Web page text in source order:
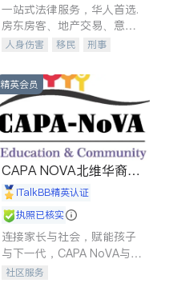
一站式法律服务，华人首选.
房东房客、地产交易、意外
伤害、车祸重伤、商业诉
建筑合同、刑事案件全包办
人身伤害 移民
刑事
信托/遗嘱
商业
索赔
律师-其它 保释
精英会员
CAPA NOVA北维华裔家
长会iTalkBB精英认证
执照已核实
连接家长与社会，赋能孩子
与下一代，CAPA NoVA与您
携手建设包容、公平、充满
社区服务